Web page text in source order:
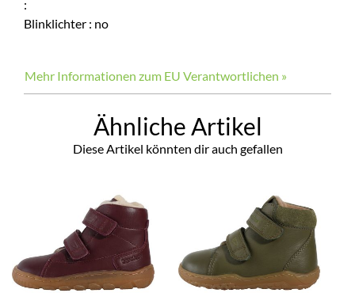
:
Blinklichter : no
Mehr Informationen zum EU Verantwortlichen »
Ähnliche Artikel
Diese Artikel könnten dir auch gefallen